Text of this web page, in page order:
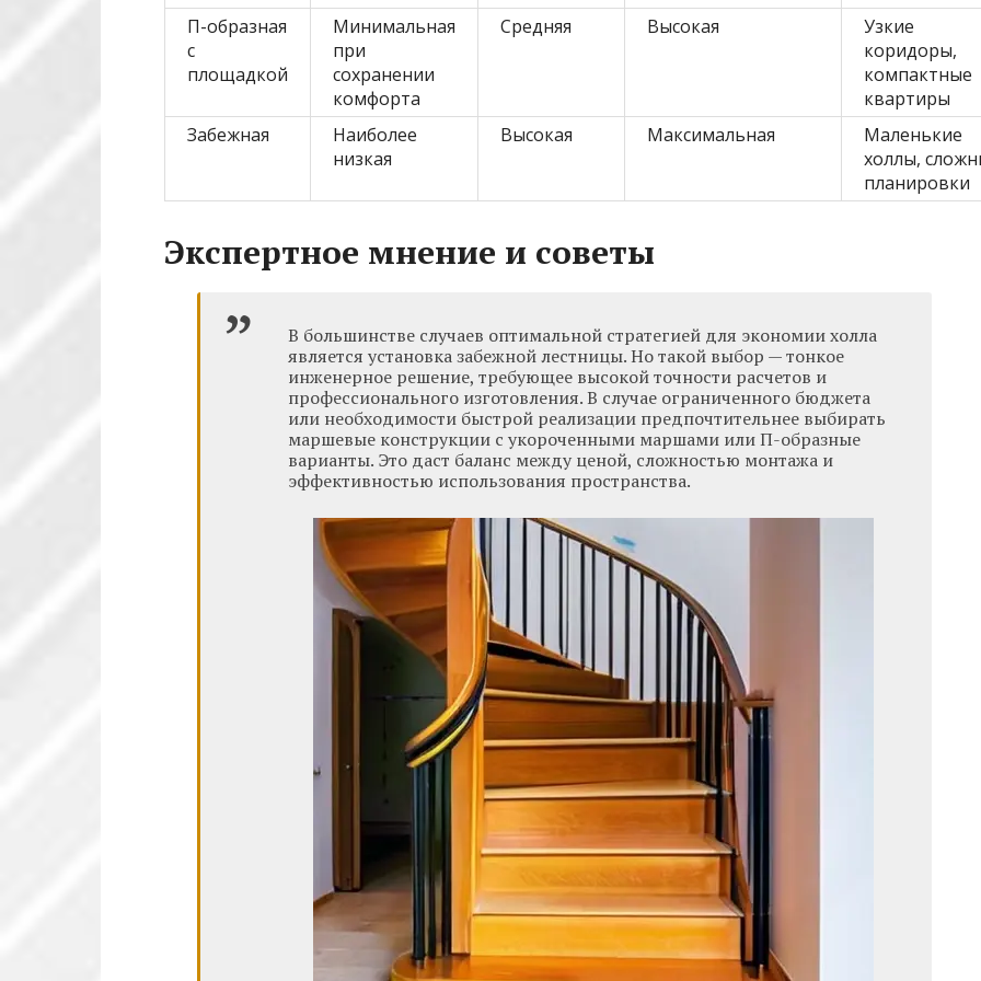
П-образная
с
площадкой
Минимальная
при
сохранении
комфорта
Средняя Высокая
Узкие
коридоры,
компактные
квартиры
Забежная
Наиболее
низкая
Высокая Максимальная
Маленькие
холлы,
планировки
Экспертное мнение и советы
В большинстве случаев оптимальной стратегией для экономии холла
является установка забежной лестницы. Но такой выбор — тонкое
инженерное решение, требующее высокой точности расчетов и
профессионального изготовления. В случае ограниченного бюджета
или необходимости быстрой реализации предпочтительнее выбирать
маршевые конструкции с укороченными маршами или П-образные
варианты. Это даст баланс между ценой, сложностью монтажа и
эффективностью использования пространства.